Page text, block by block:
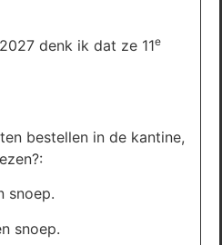
denk ik dat ze 11e
bestellen in de kantine,
snoep.
snoep.